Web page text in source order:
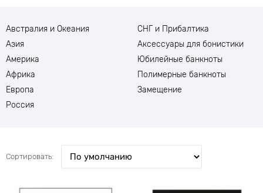
Австралия и Океания
Азия
Америка
Африка
Европа
Россия
СНГ и Прибалтика
Аксессуары для бонистики
Юбилейные банкноты
Полимерные банкноты
Замещение
Сортировать: